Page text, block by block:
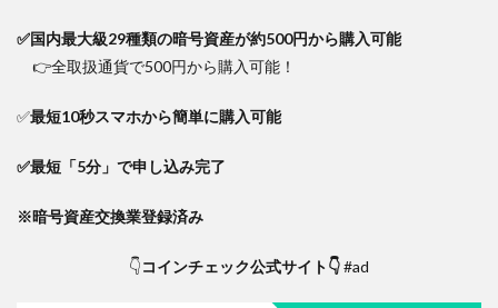
✅国内最大級29種類の暗号資産が約500円から購入可能
👉全取扱通貨で500円から購入可能！
✅最短10秒スマホから簡単に購入可能
✅最短「5分」で申し込み完了
※暗号資産交換業登録済み
👇コインチェック公式サイト👇#ad